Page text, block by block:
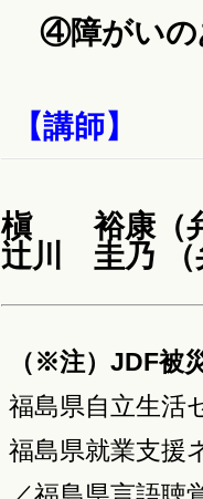
④障がいの
【講師】
槇 裕康（
辻川 圭乃 （
（※注）JDF被
福島県自立生活
福島県就業支援